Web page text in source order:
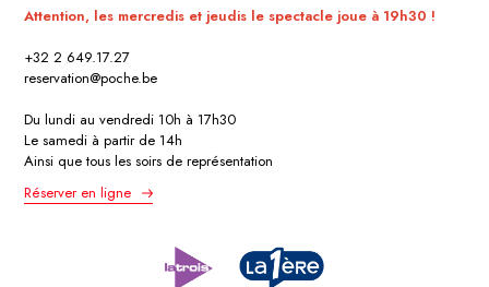
Attention, les mercredis et jeudis le spectacle joue à 19h30 !
+32 2 649.17.27
reservation@poche.be
Du lundi au vendredi 10h à 17h30
Le samedi à partir de 14h
Ainsi que tous les soirs de représentation
Réserver en ligne